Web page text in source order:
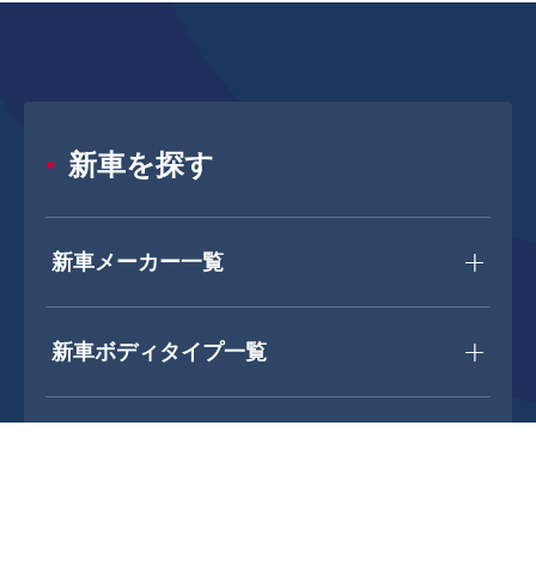
新車を探す
新車メーカー一覧
新車ボディタイプ一覧